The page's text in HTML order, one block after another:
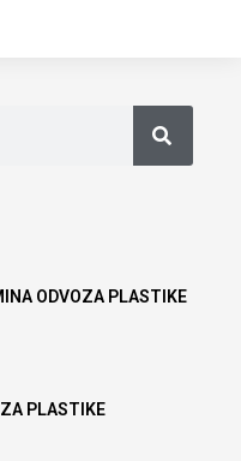
ODVOZA PLASTIKE
PLASTIKE